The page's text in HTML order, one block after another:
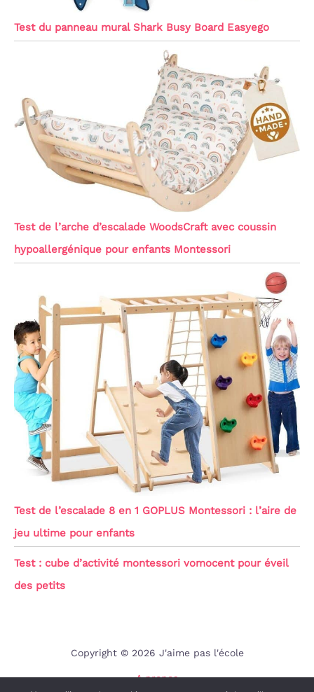
Test du panneau mural Shark Busy Board Easyego
Test de l’arche d’escalade WoodsCraft avec coussin
hypoallergénique pour enfants Montessori
Test de l’escalade 8 en 1 GOPLUS Montessori : l’aire de
jeu ultime pour enfants
Test : cube d’activité montessori vomocent pour éveil
des petits
Copyright © 2026 J'aime pas l'école
A propos